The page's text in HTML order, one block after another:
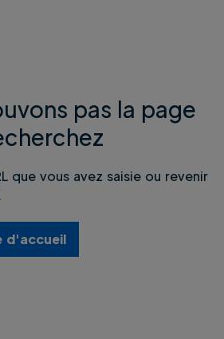
pas la page
que vous avez saisie ou revenir
d'accueil